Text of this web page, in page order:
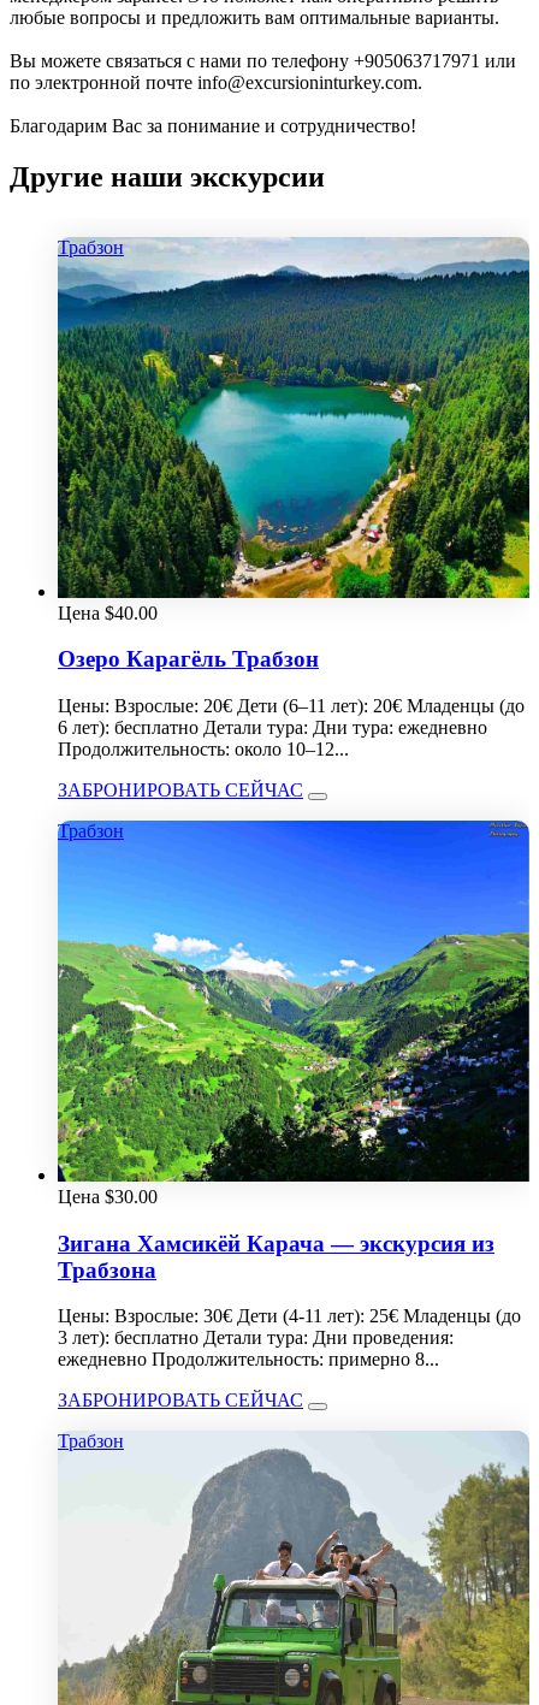
любые вопросы и предложить вам оптимальные варианты.
Вы можете связаться с нами по телефону +905063717971 или
по электронной почте info@excursioninturkey.com.
Благодарим Вас за понимание и сотрудничество!
Другие наши экскурсии
Трабзон
Цена $40.00
Озеро Карагёль Трабзон
Цены: Взрослые: 20€ Дети (6–11 лет): 20€ Младенцы (до
6 лет): бесплатно Детали тура: Дни тура: ежедневно
Продолжительность: около 10–12...
ЗАБРОНИРОВАТЬ СЕЙЧАС
Трабзон
Цена $30.00
Зигана Хамсикёй Карача — экскурсия из
Трабзона
Цены: Взрослые: 30€ Дети (4-11 лет): 25€ Младенцы (до
3 лет): бесплатно Детали тура: Дни проведения:
ежедневно Продолжительность: примерно 8...
ЗАБРОНИРОВАТЬ СЕЙЧАС
Трабзон